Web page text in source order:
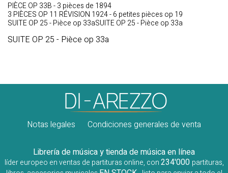
PIÈCE OP 33B - 3 pièces de 1894
3 PIÈCES OP 11 RÉVISION 1924 - 6 petites pièces op 19
SUITE OP 25 - Pièce op 33aSUITE OP 25 - Pièce op 33a
SUITE OP 25 - Pièce op 33a
Notas legales Condiciones generales de venta
Librería de música y tienda de música en línea
líder europeo en ventas de partituras online, con234'000 partituras,